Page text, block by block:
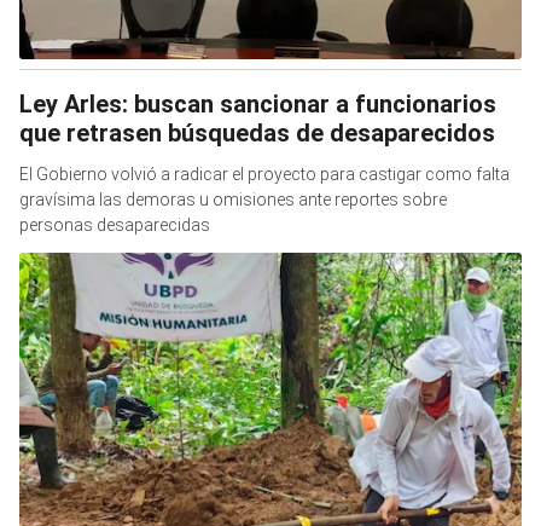
Ley Arles: buscan sancionar a funcionarios
que retrasen búsquedas de desaparecidos
El Gobierno volvió a radicar el proyecto para castigar como falta
gravísima las demoras u omisiones ante reportes sobre
personas desaparecidas